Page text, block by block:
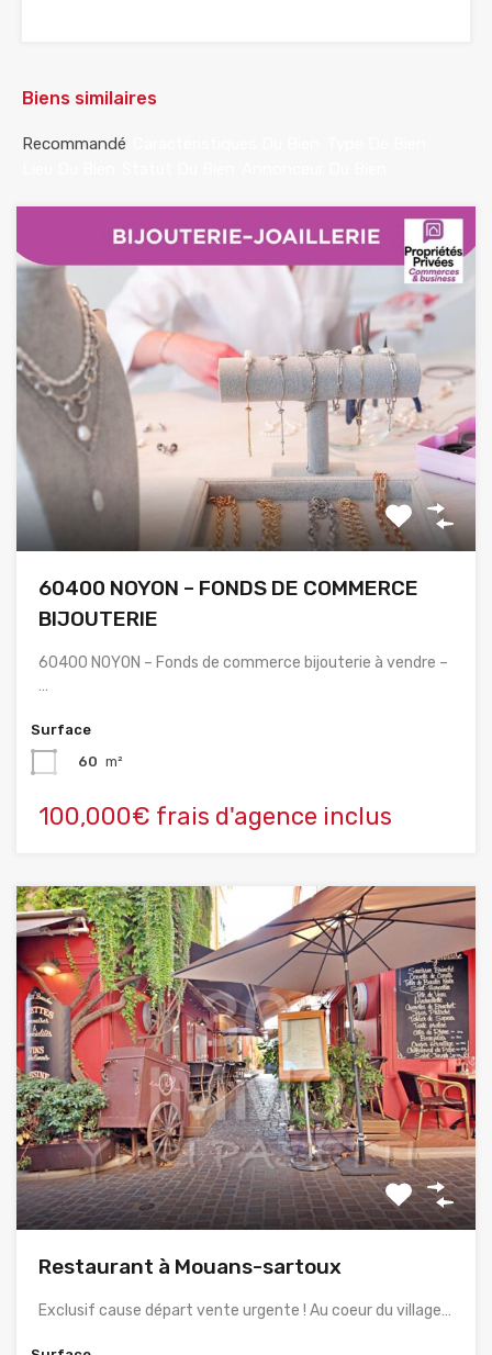
Biens similaires
Recommandé
60400 NOYON – FONDS DE COMMERCE
BIJOUTERIE
60400 NOYON – Fonds de commerce bijouterie à vendre –
…
Surface
60 m²
100,000€ frais d'agence inclus
Restaurant à Mouans-sartoux
Exclusif cause départ vente urgente ! Au coeur du village…